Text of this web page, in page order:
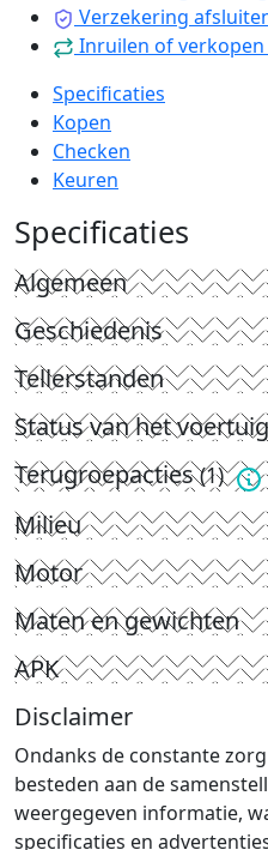
Verzekering
Inruilen of verkopen
Specificaties
Kopen
Checken
Keuren
Specificaties
Algemeen
Geschiedenis
Tellerstanden
Status van het voertuig
Terugroepacties(1)
Milieu
Motor
Maten en gewichten
APK
Disclaimer
Ondanks de constante
besteden aan de
weergegeven informatie,
specificaties en